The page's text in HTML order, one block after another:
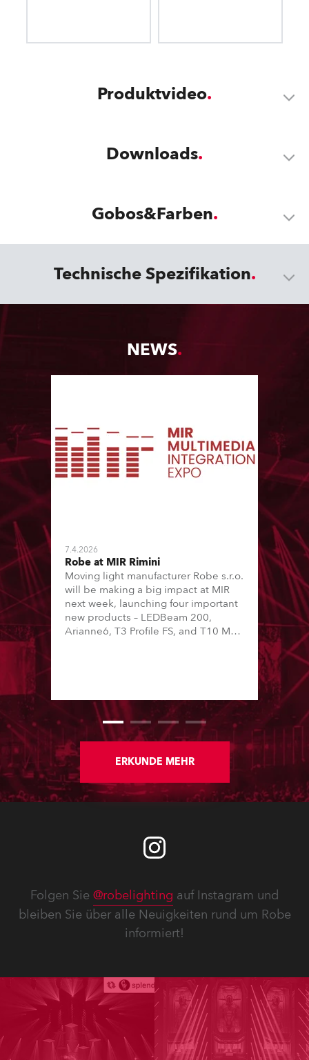
Produktvideo
Downloads
Gobos&Farben
Technische Spezifikation
NEWS
7.4.2026
Robe at MIR Rimini
Moving light manufacturer Robe s.r.o.
will be making a big impact at MIR
next week, launching four important
new products – LEDBeam 200,
Arianne6, T3 Profile FS, and T10 MFS
Centre, Italy.
ERKUNDE MEHR
Folgen Sie @robelighting auf Instagram und
bleiben Sie über alle Neuigkeiten rund um Robe
informiert!